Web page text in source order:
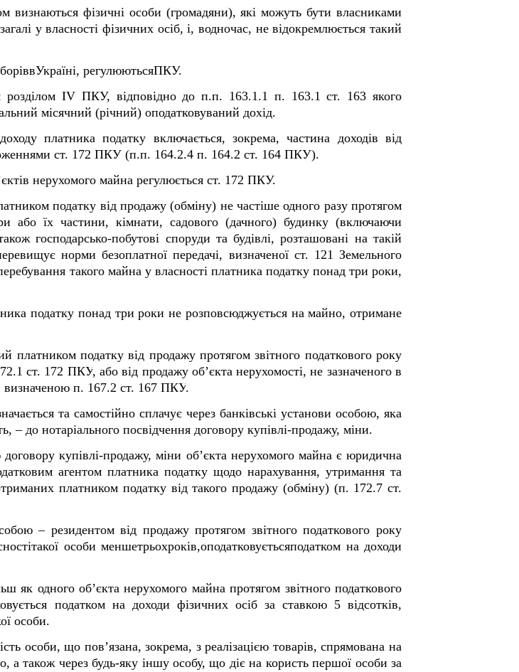
визнаються фізичні особи (громадяни), які можуть бути власниками
у власності фізичних осіб, і, водночас, не відокремлюється такий
регулюютьсяПКУ.
розділом IV ПКУ, відповідно до п.п. 163.1.1 п. 163.1 ст. 163 якого
місячний (річний) оподатковуваний дохід.
платника податку включається, зокрема, частина доходів від
ст. 172 ПКУ (п.п. 164.2.4 п. 164.2 ст. 164 ПКУ).
нерухомого майна регулюється ст. 172 ПКУ.
податку від продажу (обміну) не частіше одного разу протягом
або їх частини, кімнати, садового (дачного) будинку (включаючи
господарсько-побутові споруди та будівлі, розташовані на такій
норми безоплатної передачі, визначеної ст. 121 Земельного
такого майна у власності платника податку понад три роки,
податку понад три роки не розповсюджується на майно, отримане
платником податку від продажу протягом звітного податкового року
ст. 172 ПКУ, або від продажу об’єкта нерухомості, не зазначеного в
визначеною п. 167.2 ст. 167 ПКУ.
та самостійно сплачує через банківські установи особою, яка
до нотаріального посвідчення договору купівлі-продажу, міни.
купівлі-продажу, міни об’єкта нерухомого майна є юридична
агентом платника податку щодо нарахування, утримання та
платником податку від такого продажу (обміну) (п. 172.7 ст.
– резидентом від продажу протягом звітного податкового року
особи меншетрьохроків,оподатковуєтьсяподатком на доходи
як одного об’єкта нерухомого майна протягом звітного податкового
податком на доходи фізичних осіб за ставкою 5 відсотків,
особи.
особи, що пов’язана, зокрема, з реалізацією товарів, спрямована на
а також через будь-яку іншу особу, що діє на користь першої особи за